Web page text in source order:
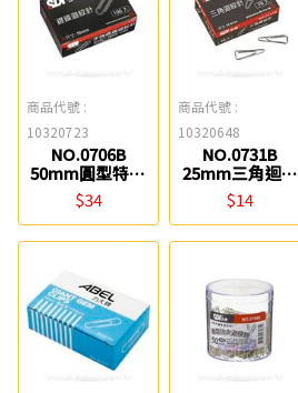
商品代號 :
10320723
NO.0706B
50mm圓型特大
迴紋針 SDI
$34
商品代號 :
10320648
NO.0731B
25mm三角迴紋
針 SDI
$14